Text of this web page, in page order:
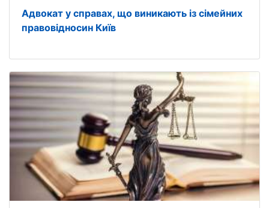
Адвокат у справах, що виникають із сімейних
правовідносин Київ